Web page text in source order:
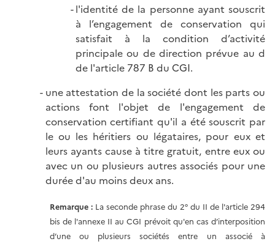
l'identité de la personne ayant souscrit
à l’engagement de conservation qui
satisfait à la condition d’activité
principale ou de direction prévue au d
de l'article 787 B du CGI.
une attestation de la société dont les parts ou
actions font l'objet de l'engagement de
conservation certifiant qu'il a été souscrit par
le ou les héritiers ou légataires, pour eux et
leurs ayants cause à titre gratuit, entre eux ou
avec un ou plusieurs autres associés pour une
durée d'au moins deux ans.
Remarque :La seconde phrase du 2° du II de l'article 294
bis de l'annexe II au CGI prévoit qu'en cas d’interposition
d’une ou plusieurs sociétés entre un associé à